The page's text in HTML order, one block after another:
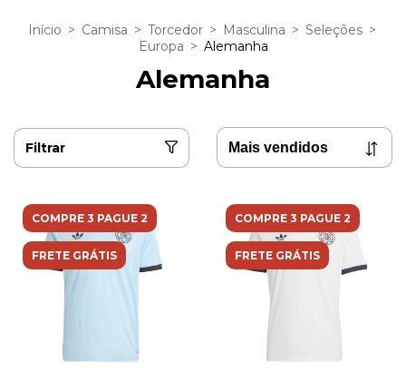
Início > Camisa > Torcedor > Masculina > Seleções >
Europa > Alemanha
Alemanha
Filtrar
COMPRE 3 PAGUE 2
FRETE GRÁTIS
COMPRE 3 PAGUE 2
FRETE GRÁTIS